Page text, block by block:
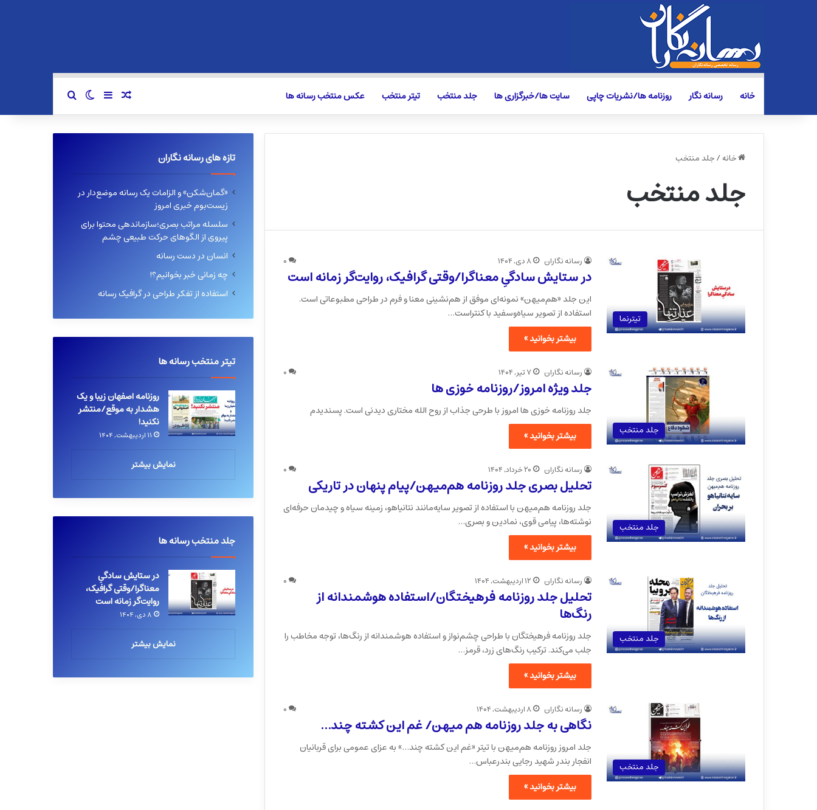
خانه رسانه نگار روزنامه ها/نشریات چاپی سایت ها/خبرگزاری ها جلد منتخب تیتر منتخب عکس منتخب رسانه ها نوشته تصادفی
سایدبارتغییر پوسته
خانه/جلد منتخب
جلد منتخب
تیترنما
رسانه نگاران ۸ دی, ۱۴۰۴ ۰
در ستایش سادگیِ معناگرا/وقتی گرافیک، روایت‌گر زمانه است
این جلد «هم‌میهن» نمونه‌ای موفق از هم‌نشینی معنا و فرم در طراحی مطبوعاتی است.
استفاده از تصویر سیاه‌وسفید با کنتراست…
بیشتر بخوانید »
جلد منتخب
رسانه نگاران ۷ تیر, ۱۴۰۴ ۰
جلد ویژه امروز/روزنامه خوزی ها
جلد روزنامه خوزی ها امروز با طرحی جذاب از روح الله مختاری دیدنی است. پسندیدم
بیشتر بخوانید »
جلد منتخب
رسانه نگاران ۲۰ خرداد, ۱۴۰۴ ۰
تحلیل بصری جلد روزنامه هم‌میهن/پیام پنهان در تاریکی
جلد روزنامه هم‌میهن با استفاده از تصویر سایه‌مانند نتانیاهو، زمینه سیاه و چیدمان حرفه‌ای
نوشته‌ها، پیامی قوی، نمادین و بصری…
بیشتر بخوانید »
جلد منتخب
رسانه نگاران ۱۲ اردیبهشت, ۱۴۰۴ ۰
تحلیل جلد روزنامه فرهیختگان/استفاده هوشمندانه از
رنگ‌ها
جلد روزنامه فرهیختگان با طراحی چشم‌نواز و استفاده هوشمندانه از رنگ‌ها، توجه مخاطب را
جلب می‌کند. ترکیب رنگ‌های زرد، قرمز…
بیشتر بخوانید »
جلد منتخب
رسانه نگاران ۸ اردیبهشت, ۱۴۰۴ ۰
نگاهی به جلد روزنامه هم میهن/ غم این کشته چند…
جلد امروز روزنامه هم‌میهن با تیتر «غم این کشته چند…» به عزای عمومی برای قربانیان
انفجار بندر شهید رجایی بندرعباس…
بیشتر بخوانید »
تازه های رسانه نگاران
«گمان‌شکن» و الزامات یک رسانه موضع‌دار در
زیست‌بوم خبری امروز
سلسله مراتب بصری؛سازماندهی محتوا برای
پیروی از الگوهای حرکت طبیعی چشم
انسان در دست رسانه
چه زمانی خبر بخوانیم؟!
استفاده از تفکر طراحی در گرافیک رسانه
تیتر منتخب رسانه ها
روزنامه اصفهان زیبا و یک
هشدار به موقع/منتشر
نکنید!
۱۱ اردیبهشت, ۱۴۰۴
نمایش بیشتر
جلد منتخب رسانه ها
در ستایش سادگیِ
معناگرا/وقتی گرافیک،
روایت‌گر زمانه است
۸ دی, ۱۴۰۴
نمایش بیشتر